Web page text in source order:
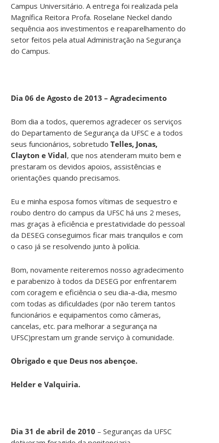
Campus Universitário. A entrega foi realizada pela
Magnífica Reitora Profa. Roselane Neckel dando
sequência aos investimentos e reaparelhamento do
setor feitos pela atual Administração na Segurança
do Campus.
Dia 06 de Agosto de 2013 – Agradecimento
Bom dia a todos, queremos agradecer os serviços
do Departamento de Segurança da UFSC e a todos
seus funcionários, sobretudoTelles, Jonas,
Clayton e Vidal, que nos atenderam muito bem e
prestaram os devidos apoios, assistências e
orientações quando precisamos.
Eu e minha esposa fomos vítimas de sequestro e
roubo dentro do campus da UFSC há uns 2 meses,
mas graças à eficiência e prestatividade do pessoal
da DESEG conseguimos ficar mais tranquilos e com
o caso já se resolvendo junto à polícia.
Bom, novamente reiteremos nosso agradecimento
e parabenizo à todos da DESEG por enfrentarem
com coragem e eficiência o seu dia-a-dia, mesmo
com todas as dificuldades (por não terem tantos
funcionários e equipamentos como câmeras,
cancelas, etc. para melhorar a segurança na
UFSC)prestam um grande serviço à comunidade.
Obrigado e que Deus nos abençoe.
Helder e Valquiria.
Dia 31 de abril de 2010 – Seguranças da UFSC